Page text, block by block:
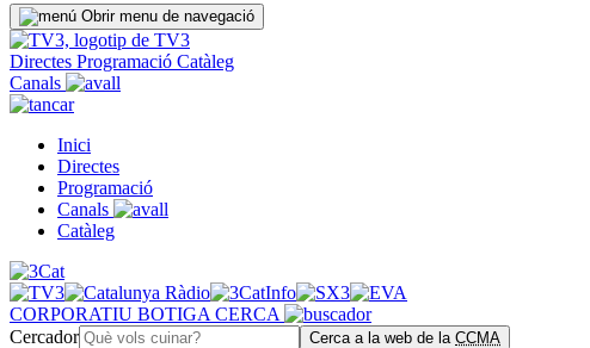
Obrir menu de navegació
Directes Programació Catàleg
Canals
Inici
Directes
Programació
Canals
Catàleg
CORPORATIU BOTIGA CERCA
Cercador
Cerca a la web de la CCMA